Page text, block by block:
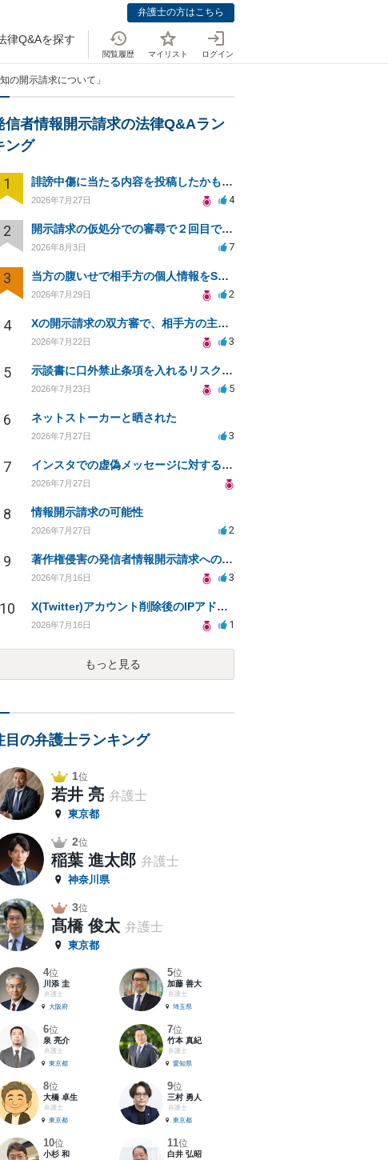
弁護士の方はこちら
律Q&Aを探す
閲覧履歴 マイリスト ログイン
の開示請求について」
信者情報開示請求の法律Q&Aラン
ング
1 誹謗中傷に当たる内容を投稿したかもしれない。開示請求や民事刑事裁判に発展しうるのか教えて欲しい。
2026年7月27日 4
2 開示請求の仮処分での審尋で２回目で終わらない場合どうしたらいいですか
2026年8月3日 7
3 当方の腹いせで相手方の個人情報をSNSで晒してしまい名誉毀損させてしまったかもしれない
2026年7月29日 2
4 Xの開示請求の双方審で、相手方の主張が口頭ばかりで把握しきれません
2026年7月22日 3
5 示談書に口外禁止条項を入れるリスクはありますか？
2026年7月23日 5
6 ネットストーカーと晒された
2026年7月27日 3
7 インスタでの虚偽メッセージに対する法的対応の必要性は？
2026年7月27日
8 情報開示請求の可能性
2026年7月27日 2
9 著作権侵害の発信者情報開示請求への対応策について相談
2026年7月16日 3
10 X(Twitter)アカウント削除後のIPアドレス開示請求の期限は？
2026年7月16日 1
もっと見る
目の弁護士ランキング
1位
若井 亮 弁護士
東京都
2位
稲葉 進太郎 弁護士
神奈川県
3位
髙橋 俊太 弁護士
東京都
4位
川添 圭
弁護士
大阪府
5位
加藤 善大
弁護士
埼玉県
6位
泉 亮介
弁護士
東京都
7位
竹本 真紀
弁護士
愛知県
8位
大橋 卓生
弁護士
東京都
9位
三村 勇人
弁護士
東京都
10位
小杉 和
11位
白井 弘昭